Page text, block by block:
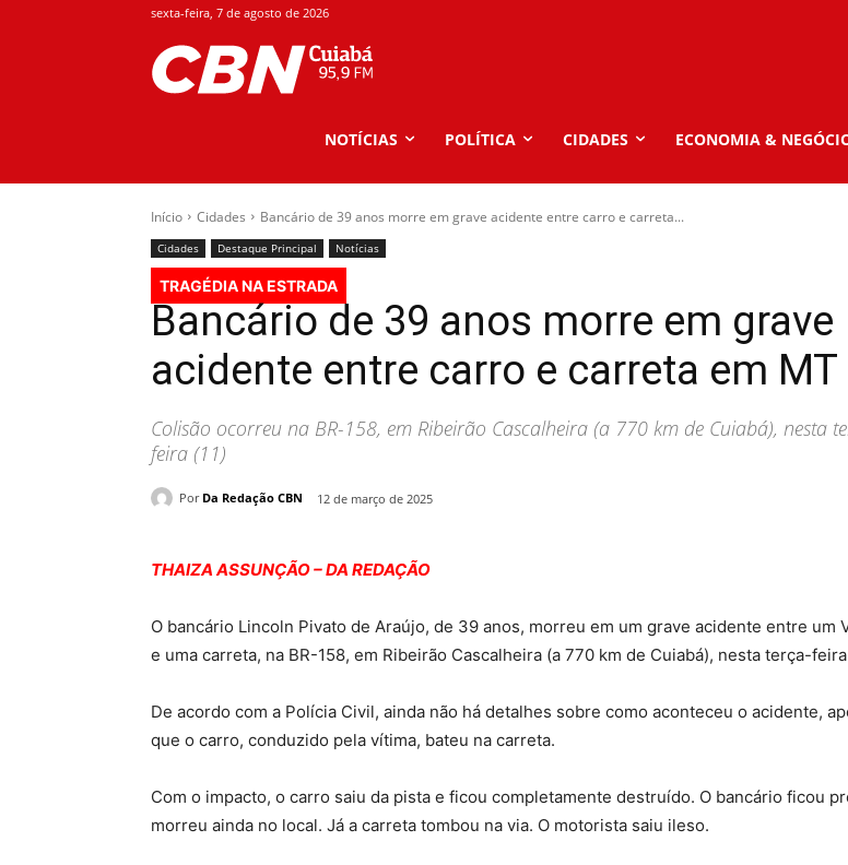
sexta-feira, 7 de agosto de 2026
NOTÍCIAS POLÍTICA CIDADES ECONOMIA &
Início Cidades Bancário de 39 anos morre em grave acidente entre carro e carreta...
Cidades Destaque Principal Notícias
TRAGÉDIA NA ESTRADA
Bancário de 39 anos morre em grave
acidente entre carro e carreta em MT
Colisão ocorreu na BR-158, em Ribeirão Cascalheira (a 770 km de Cuiabá), nesta
feira (11)
Por Da Redação CBN 12 de março de 2025
THAIZA ASSUNÇÃO – DA REDAÇÃO
O bancário Lincoln Pivato de Araújo, de 39 anos, morreu em um grave acidente entre um
e uma carreta, na BR-158, em Ribeirão Cascalheira (a 770 km de Cuiabá), nesta terça-feira
De acordo com a Polícia Civil, ainda não há detalhes sobre como aconteceu o acidente,
que o carro, conduzido pela vítima, bateu na carreta.
Com o impacto, o carro saiu da pista e ficou completamente destruído. O bancário ficou
morreu ainda no local. Já a carreta tombou na via. O motorista saiu ileso.